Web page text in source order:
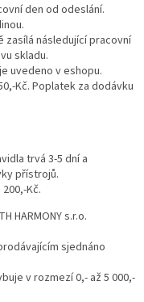
den od odeslání.
zasílá následující pracovní
skladu.
uvedeno v eshopu.
Kč. Poplatek za dodávku
trvá 3-5 dní a
přístrojů.
Kč.
HARMONY s.r.o.
sjednáno
v rozmezí 0,- až 5 000,-